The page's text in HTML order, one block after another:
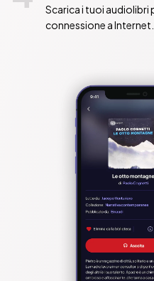
Scarica i tuoi audiolibri
connessione a Internet.